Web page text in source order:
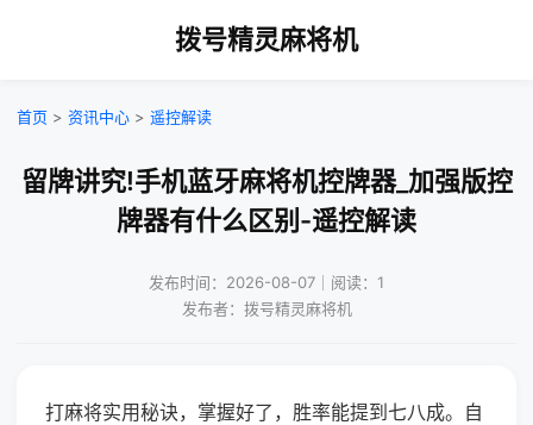
拨号精灵麻将机
首页 > 资讯中心 > 遥控解读
留牌讲究!手机蓝牙麻将机控牌器_加强版控
牌器有什么区别-遥控解读
发布时间：2026-08-07｜阅读：1
发布者：拨号精灵麻将机
打麻将实用秘诀，掌握好了，胜率能提到七八成。自